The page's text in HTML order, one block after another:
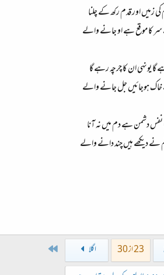
زمیں اور قدم رکھ کے چلنا
کا موقع ہے او جانے والے
گا یونہی ان کا چرچہ رہے گا
ہوجائیں جل جانے والے
دشمن ہے دم میں نہ آنا
نے دیکھے ہیں چند دانے والے​
23 از 30 اگلا